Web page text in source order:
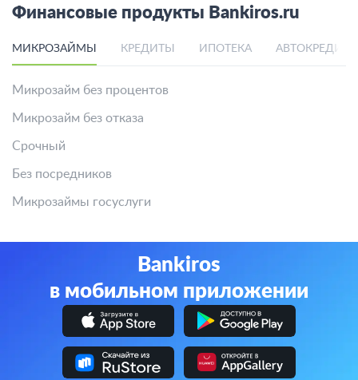
Финансовые продукты Bankiros.ru
МИКРОЗАЙМЫ КРЕДИТЫ ИПОТЕКА
Микрозайм без процентов
Микрозайм без отказа
Срочный
Без посредников
Микрозаймы госуслуги
Bankiros
в мобильном приложении